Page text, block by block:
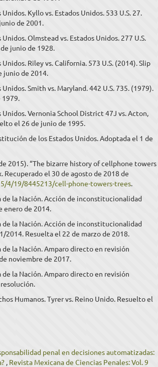
Kyllo vs. Estados Unidos. 533 U.S. 27.
de 2001.
Olmstead vs. Estados Unidos. 277 U.S.
junio de 1928.
Riley vs. California. 573 U.S. (2014). Slip
junio de 2014.
Smith vs. Maryland. 442 U.S. 735. (1979).
1979.
Unidos. Vernonia School District 47J vs. Acton,
el 26 de junio de 1995.
de los Estados Unidos. Adoptada el 1 de
2015). “The bizarre history of cellphone towers
Recuperado el 30 de agosto de 2018 de
4/19/8445213/cell-phone-towers-trees.
de la Nación. Acción de inconstitucionalidad
enero de 2014.
de la Nación. Acción de inconstitucionalidad
2014. Resuelta el 22 de marzo de 2018.
la Nación. Amparo directo en revisión
noviembre de 2017.
la Nación. Amparo directo en revisión
Humanos. Tyrer vs. Reino Unido. Resuelto el
penal en decisiones automatizadas:
, Revista Mexicana de Ciencias Penales: Vol. 9